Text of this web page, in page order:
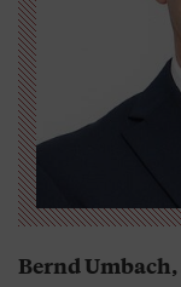
Bernd Umbach,